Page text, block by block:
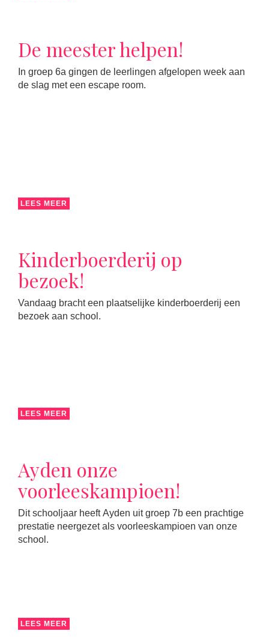
De meester helpen!
In groep 6a gingen de leerlingen afgelopen week aan
de slag met een escape room.
LEES MEER
Kinderboerderij op
bezoek!
Vandaag bracht een plaatselijke kinderboerderij een
bezoek aan school.
LEES MEER
Ayden onze
voorleeskampioen!
Dit schooljaar heeft Ayden uit groep 7b een prachtige
prestatie neergezet als voorleeskampioen van onze
school.
LEES MEER